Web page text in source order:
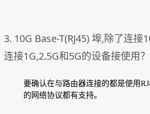
3. 10G Base-T(RJ45) 埠,除了连接
连接1G,2.5G和5G的设备接使用？
要确认在与路由器连接的都是使用
的网络协议都有支持。